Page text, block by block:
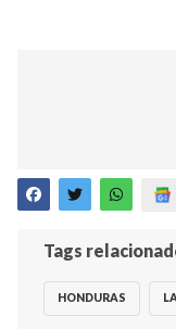
Tags
HONDURAS